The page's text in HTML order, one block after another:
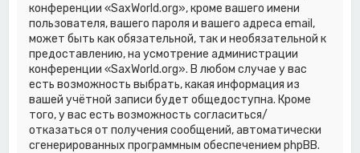
конференции «SaxWorld.org», кроме вашего имени
пользователя, вашего пароля и вашего адреса email,
может быть как обязательной, так и необязательной к
предоставлению, на усмотрение администрации
конференции «SaxWorld.org». В любом случае у вас
есть возможность выбрать, какая информация из
вашей учётной записи будет общедоступна. Кроме
того, у вас есть возможность согласиться/
отказаться от получения сообщений, автоматически
сгенерированных программным обеспечением phpBB.